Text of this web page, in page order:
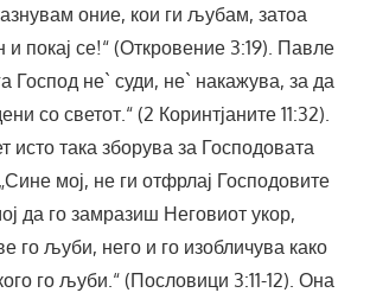
оние, кои ги љубам, затоа
и покај се!“ (Откровение 3:19). Павле
Господ не` суди, не` накажува, за да
со светот.“ (2 Коринтјаните 11:32).
исто така зборува за Господовата
мој, не ги отфрлај Господовите
да го замразиш Неговиот укор,
го љуби, него и го изобличува како
го љуби.“ (Пословици 3:11-12). Она